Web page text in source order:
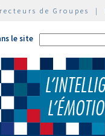
de Groupes |
le site